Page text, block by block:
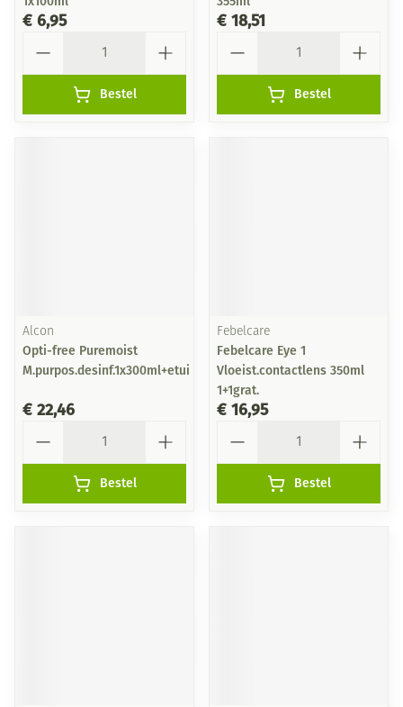
€ 6,95
Bestel
€ 18,51
Bestel
Alcon
Opti-free Puremoist
M.purpos.desinf.1x300ml+etui
€ 22,46
Bestel
Febelcare
Febelcare Eye 1
Vloeist.contactlens 350ml
1+1grat.
€ 16,95
Bestel